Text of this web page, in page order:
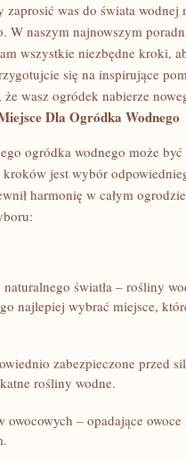
was⁢ do ​świata
W naszym najnowszym
wszystkie ⁢niezbędne​ kroki,
się na‍ inspirujące
wasz ⁣ogródek nabierze
Dla Ogródka ⁢Wodnego
ogródka‍ wodnego ⁣może
jest ⁣wybór
​harmonię⁤ w całym‌
światła – rośliny
​najlepiej wybrać miejsce,
zabezpieczone przed⁤
rośliny wodne.
– opadające